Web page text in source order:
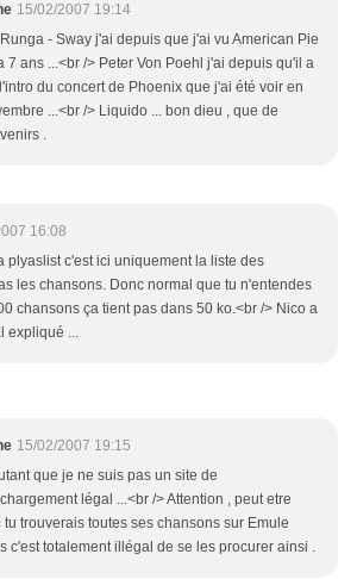
15/02/2007 19:14
- Sway j'ai depuis que j'ai vu American Pie
7 ans ...<br /> Peter Von Poehl j'ai depuis qu'il a
du concert de Phoenix que j'ai été voir en
...<br /> Liquido ... bon dieu , que de
.
16:08
plyaslist c'est ici uniquement la liste des
les chansons. Donc normal que tu n'entendes
chansons ça tient pas dans 50 ko.<br /> Nico a
expliqué ...
15/02/2007 19:15
que je ne suis pas un site de
légal ...<br /> Attention , peut etre
tu trouverais toutes ses chansons sur Emule
c'est totalement illégal de se les procurer ainsi .